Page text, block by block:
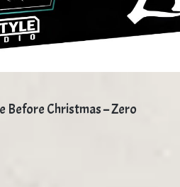
Before Christmas – Zero